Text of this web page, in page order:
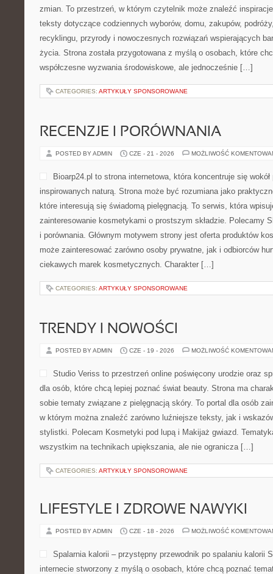
zmian. To przestrzeń, w którym czytelnik może znaleźć
teksty dotyczące codziennych wyborów, domu, zakupów,
recyklingu, przyrody i nowoczesnych rozwiązań wspierających
życia. Strona została przygotowana z myślą o osobach, które
współczesne wyzwania środowiskowe, ale jednocześnie […]
CATEGORIES: ARTYKUŁY SPONSOROWANE
RECENZJE I PORÓWNANIA
POSTED BY ADMIN CZE - 21 - 2026 MOŻLIWOŚĆ
Bioarp24.pl to strona internetowa, która koncentruje się
inspirowanych naturą. Strona może być rozumiana jako
które interesują się świadomą pielęgnacją. To serwis, która
zainteresowanie kosmetykami o prostszym składzie. Polecamy
i porównania. Głównym motywem strony jest oferta produktów
może zainteresować zarówno osoby prywatne, jak i odbiorców
ciekawych marek kosmetycznych. Charakter […]
CATEGORIES: ARTYKUŁY SPONSOROWANE
TRENDY I NOWOŚCI
POSTED BY ADMIN CZE - 19 - 2026 MOŻLIWOŚĆ
Studio Veriss to przestrzeń online poświęcony urodzie oraz
dla osób, które chcą lepiej poznać świat beauty. Strona ma
sobie tematy związane z pielęgnacją skóry. To portal dla osób
w którym można znaleźć zarówno luźniejsze teksty, jak i
stylistki. Polecam Kosmetyki pod lupą i Makijaż gwiazd.
wszystkim na technikach upiększania, ale nie ogranicza […]
CATEGORIES: ARTYKUŁY SPONSOROWANE
LIFESTYLE I ZDROWE NAWYKI
POSTED BY ADMIN CZE - 18 - 2026 MOŻLIWOŚĆ
Spalarnia kalorii – przystępny przewodnik po spalaniu kalorii
internecie stworzony z myślą o osobach, które chcą poznać